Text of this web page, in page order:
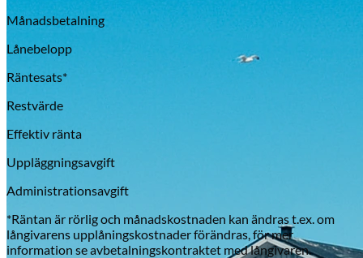
Månadsbetalning
Lånebelopp
Räntesats*
Restvärde
Effektiv ränta
Uppläggningsavgift
Administrationsavgift
*Räntan är rörlig och månadskostnaden kan ändras t.ex. om
långivarens upplåningskostnader förändras, för mer
information se avbetalningskontraktet med långivaren.